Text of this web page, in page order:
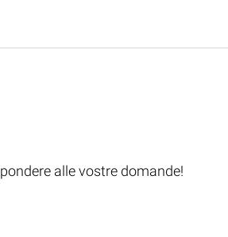
alle vostre domande!